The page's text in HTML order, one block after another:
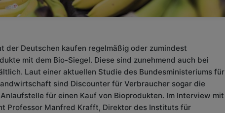
der Deutschen kaufen regelmäßig oder zumindest
mit dem Bio-Siegel. Diese sind zunehmend auch bei
Laut einer aktuellen Studie des Bundesministeriums für
sind Discounter für Verbraucher sogar die
für einen Kauf von Bioprodukten. Im Interview mit
Professor Manfred Krafft, Direktor des Instituts für